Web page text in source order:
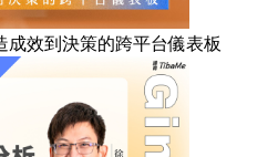
效到決策的跨平台儀表板